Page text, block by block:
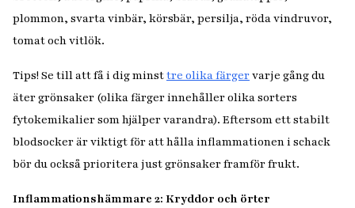
plommon, svarta vinbär, körsbär, persilja, röda vindruvor,
tomat och vitlök.
Tips! Se till att få i dig minsttre olika färgervarje gång du
äter grönsaker (olika färger innehåller olika sorters
fytokemikalier som hjälper varandra). Eftersom ett stabilt
blodsocker är viktigt för att hålla inflammationen i schack
bör du också prioritera just grönsaker framför frukt.
Inflammationshämmare 2: Kryddor och örter